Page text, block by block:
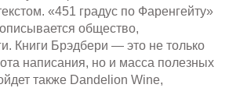
«451 градус по Фаренгейту»
общество,
Книги Брэдбери — это не только
написания, но и масса полезных
также Dandelion Wine,